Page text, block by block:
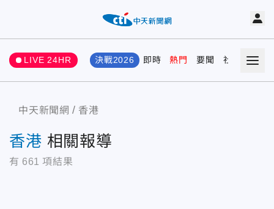
LIVE 24HR 決戰2026 即時 熱門 要聞 社會 娛樂
中天新聞網 香港
香港 相關報導
有 661 項結果